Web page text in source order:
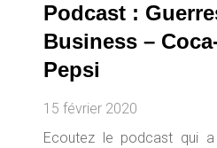
Podcast :
Business –
Pepsi
15 février 2020
Ecoutez le podcast qui